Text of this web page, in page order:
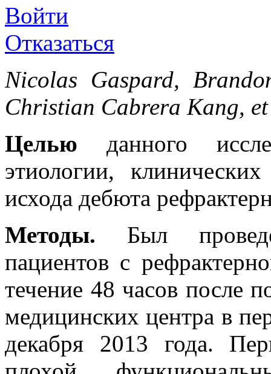
Войти
Отказаться
Nicolas Gaspard,
Christian Cabrera Kang,
Целью данного
этиологии,
исхода дебюта
Методы. Был
пациентов с
течение 48 часов после
медицинских центра в
декабря 2013 года.